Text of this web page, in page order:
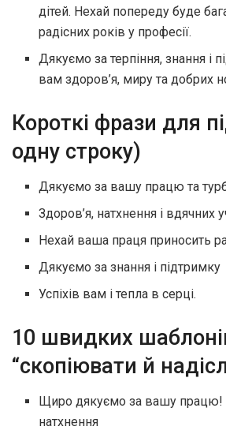
дітей. Нехай попереду буде
радісних років у професії.
Дякуємо за терпіння, знання і
вам здоров’я, миру та добрих
Короткі фрази для
одну строку)
Дякуємо за вашу працю та
Здоров’я, натхнення і вдячних
Нехай ваша праця приносить
Дякуємо за знання і підтримку
Успіхів вам і тепла в серці.
10 швидких
“скопіювати й
Щиро дякуємо за вашу працю!
натхнення